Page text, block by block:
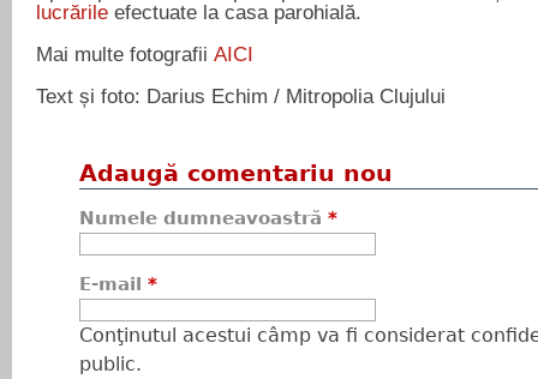
lucrările efectuate la casa parohială.
Mai multe fotografii AICI
Text și foto: Darius Echim / Mitropolia Clujului
Adaugă comentariu nou
Numele dumneavoastră *
E-mail *
Conţinutul acestui câmp va fi considerat
public.